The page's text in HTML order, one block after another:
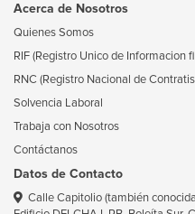
Acerca de Nosotros
Quienes Somos
RIF (Registro Unico de Informacion
RNC (Registro Nacional de
Solvencia Laboral
Trabaja con Nosotros
Contáctanos
Datos de Contacto
Calle Capitolio (también